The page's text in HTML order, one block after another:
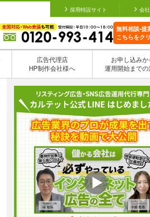
採用特設サイト 会
無料相談•提
こちらをク
広告代理店
HP制作会社様へ
お申し込みか
運用開始まで